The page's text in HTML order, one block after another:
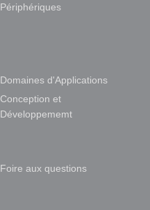
Périphériques
Domaines d'Applications
Conception et
Développememt
Foire aux questions